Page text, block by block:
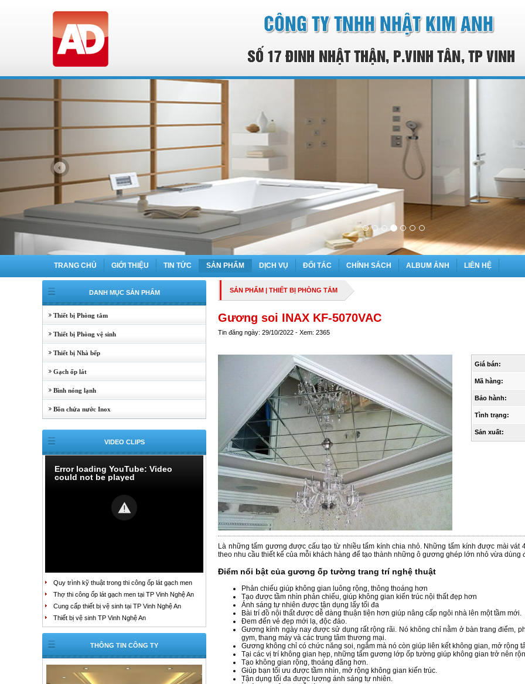
TRANG CHỦ GIỚI THIỆU TIN TỨC SẢN PHẨM DỊCH VỤ ĐỐI TÁC CHÍNH SÁCH ALBUM ẢNH LIÊN HỆ
DANH MỤC SẢN PHẨM
Thiết bị Phòng tắm
Thiết bị Phòng vệ sinh
Thiết bị Nhà bếp
Gạch ốp lát
Bình nóng lạnh
Bồn chứa nước Inox
VIDEO CLIPS
Error loading YouTube: Video
could not be played
Quy trình kỹ thuật trong thi công ốp lát gạch men
Thợ thi công ốp lát gạch men tại TP Vinh Nghệ An
Cung cấp thiết bị vệ sinh tại TP Vinh Nghệ An
Thiết bị vệ sinh TP Vinh Nghệ An
THÔNG TIN CÔNG TY
SẢN PHẨM | THIẾT BỊ PHÒNG TẮM
Gương soi INAX KF-5070VAC
Tin đăng ngày: 29/10/2022 - Xem: 2365
Giá bán:
Mã hàng:
Bảo hành:
Tình trạng:
Sản xuất:
Là những tấm gương được cấu tạo từ nhiều tấm kính chia nhỏ. Những tấm kính được mài
theo nhu cầu thiết kế của mỗi khách hàng để tạo thành những ô gương ghép lớn nhỏ vừa dùng
Điểm nổi bật của gương ốp tường trang trí nghệ thuật
Phản chiếu giúp không gian luông rộng, thông thoáng hơn
Tạo được tầm nhìn phản chiếu, giúp không gian kiến trúc nội thất đẹp hơn
Ánh sáng tự nhiên được tận dụng lấy tối đa
Bài trí đồ nội thất được dễ dàng thuận tiện hơn giúp nâng cấp ngôi nhà lên một tầm mới.
Đem đến vẻ đẹp mới lạ, độc đáo.
Gương kính ngày nay được sử dụng rất rộng rãi. Nó không chỉ nằm ở bàn trang điểm,
gym, thang máy và các trung tâm thương mại.
Gương không chỉ có chức năng soi, ngắm mà nó còn giúp liên kết không gian, mở rộng
Tại các vị trí không gian hẹp, những tấm gương lớp ốp tường giúp không gian trở nên
Tạo không gian rộng, thoáng đãng hơn.
Giúp bạn tối ưu được tầm nhìn, mở rộng không gian kiến trúc.
Tận dụng tối đa được lượng ánh sáng tự nhiên.